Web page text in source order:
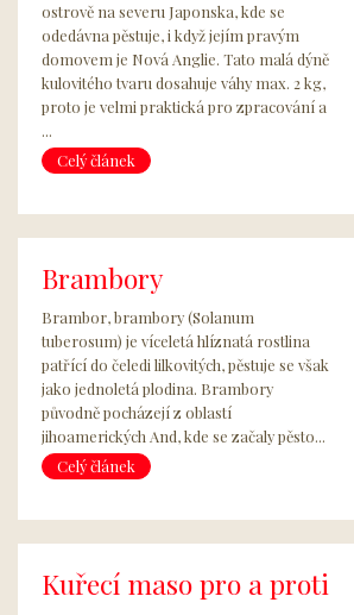
ostrově na severu Japonska, kde se
odedávna pěstuje, i když jejím pravým
domovem je Nová Anglie. Tato malá dýně
kulovitého tvaru dosahuje váhy max. 2 kg,
proto je velmi praktická pro zpracování a
...
Celý článek
Brambory
Brambor, brambory (Solanum
tuberosum) je víceletá hlíznatá rostlina
patřící do čeledi lilkovitých, pěstuje se však
jako jednoletá plodina. Brambory
původně pocházejí z oblastí
jihoamerických And, kde se začaly pěsto...
Celý článek
Kuřecí maso pro a proti